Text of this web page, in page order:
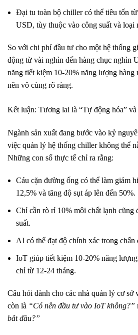
Đại tu toàn bộ chiller có thể tiêu tốn
USD, tùy thuộc vào công suất và loại
So với chi phí đầu tư cho một hệ thống
động từ vài nghìn đến hàng chục nghìn
năng tiết kiệm 10-20% năng lượng hàng
nên vô cùng rõ ràng.
Kết luận: Tương lai là “Tự động hóa”
Ngành sản xuất đang bước vào kỷ
việc quản lý hệ thống chiller không thể
Những con số thực tế chỉ ra rằng:
Cáu cặn đường ống có thể làm giảm
12,5% và tăng độ sụt áp lên đến 50%.
Chỉ cần rò rỉ 10% môi chất lạnh cũng
suất.
AI có thể đạt độ chính xác trong
IoT giúp tiết kiệm 10-20% năng
chỉ từ 12-24 tháng.
Câu hỏi dành cho các nhà quản lý cơ sở
còn là “Có nên đầu tư vào IoT không?”
bắt đầu?”